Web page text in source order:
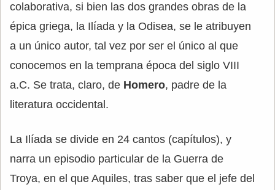
colaborativa, si bien las dos grandes obras de la
épica griega, la Ilíada y la Odisea, se le atribuyen
a un único autor, tal vez por ser el único al que
conocemos en la temprana época del siglo VIII
a.C. Se trata, claro, de Homero, padre de la
literatura occidental.
La Ilíada se divide en 24 cantos (capítulos), y
narra un episodio particular de la Guerra de
Troya, en el que Aquiles, tras saber que el jefe del